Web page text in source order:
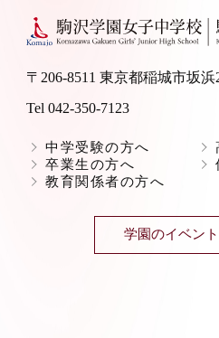
〒206-8511 東京都稲城市坂浜
Tel 042-350-7123
中学受験の方へ
卒業生の方へ
教育関係者の方へ
学園のイベン